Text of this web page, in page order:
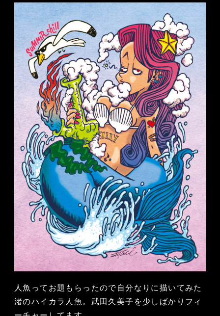
人魚ってお題もらったので自分なりに描いてみた
渚のハイカラ人魚。武田久美子を少しばかりフィ